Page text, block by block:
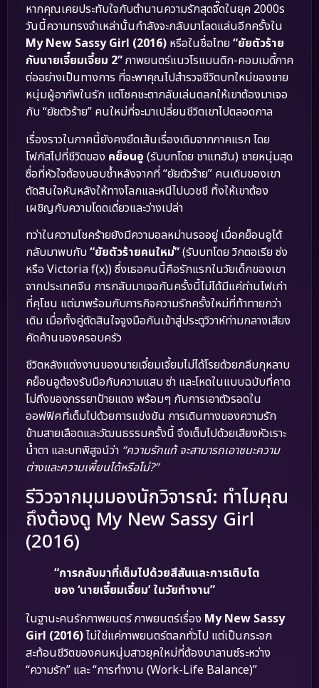
หากคุณเคยประทับใจกับตำนานความรักสุดจี๊ดในยุค 2000s
วันนี้ความทรงจำเหล่านั้นกำลังจะกลับมาโลดแล่นอีกครั้งใน
My New Sassy Girl (2016) หรือในชื่อไทย“ยัยตัวร้าย
กับนายเจี๋ยมเจี้ยม 2”ภาพยนตร์แนวโรแมนติก-คอมเมดี้ภาค
ต่ออย่างเป็นทางการ ที่จะพาคุณไปสำรวจชีวิตบทใหม่ของชาย
หนุ่มผู้อาภัพในรัก แต่โชคชะตากลับเล่นตลกให้เขาต้องมาเจอ
กับ “ยัยตัวร้าย” คนใหม่ที่จะมาเปลี่ยนชีวิตเขาไปตลอดกาล
เรื่องราวในภาคนี้ยังคงยึดเส้นเรื่องเดิมจากภาคแรก โดย
โฟกัสไปที่ชีวิตของ คย็อนอู (รับบทโดย ชาแทฮัน) ชายหนุ่มสุด
ซื่อที่หัวใจต้องบอบช้ำหลังจากที่ “ยัยตัวร้าย” คนเดิมของเขา
ตัดสินใจหันหลังให้ทางโลกและหนีไปบวชชี ทิ้งให้เขาต้อง
เผชิญกับความโดดเดี่ยวและว่างเปล่า
ทว่าในความโชคร้ายยังมีความอลหม่านรออยู่ เมื่อคย็อนอูได้
กลับมาพบกับ“ยัยตัวร้ายคนใหม่”(รับบทโดย วิกตอเรีย ซ่ง
หรือ Victoria f(x)) ซึ่งเธอคนนี้คือรักแรกในวัยเด็กของเขา
จากประเทศจีน การกลับมาเจอกันครั้งนี้ไม่ได้มีแค่ถ่านไฟเก่า
ที่คุโชน แต่มาพร้อมกับภารกิจความรักครั้งใหม่ที่ท้าทายกว่า
เดิม เมื่อทั้งคู่ตัดสินใจจูงมือกันเข้าสู่ประตูวิวาห์ท่ามกลางเสียง
คัดค้านของครอบครัว
ชีวิตหลังแต่งงานของนายเจี๋ยมเจี้ยมไม่ได้โรยด้วยกลีบกุหลาบ
คย็อนอูต้องรับมือกับความแสบ ซ่า และโหดในแบบฉบับที่คาด
ไม่ถึงของภรรยาป้ายแดง พร้อมๆ กับการเอาตัวรอดใน
ออฟฟิศที่เต็มไปด้วยการแข่งขัน การเดินทางของความรัก
ข้ามสายเลือดและวัฒนธรรมครั้งนี้ จึงเต็มไปด้วยเสียงหัวเราะ
น้ำตา และบทพิสูจน์ว่า “ความรักแท้ จะสามารถเอาชนะความ
ต่างและความเพี้ยนได้หรือไม่?”
รีวิวจากมุมมองนักวิจารณ์: ทำไมคุณ
ถึงต้องดู My New Sassy Girl
(2016)
“การกลับมาที่เต็มไปด้วยสีสันและการเติบโต
ของ ‘นายเจี๋ยมเจี้ยม’ ในวัยทำงาน”
ในฐานะคนรักภาพยนตร์ ภาพยนตร์เรื่อง My New Sassy
Girl (2016)ไม่ใช่แค่ภาพยนตร์ตลกทั่วไป แต่เป็นกระจก
สะท้อนชีวิตของคนหนุ่มสาวยุคใหม่ที่ต้องบาลานซ์ระหว่าง
“ความรัก” และ “การทำงาน (Work-Life Balance)”